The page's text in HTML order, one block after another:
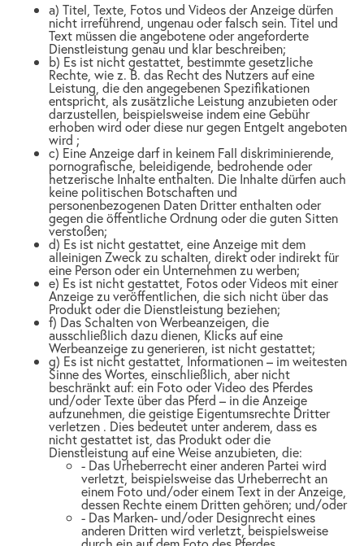
a) Titel, Texte, Fotos und Videos der Anzeige dürfen
nicht irreführend, ungenau oder falsch sein. Titel und
Text müssen die angebotene oder angeforderte
Dienstleistung genau und klar beschreiben;
b) Es ist nicht gestattet, bestimmte gesetzliche
Rechte, wie z. B. das Recht des Nutzers auf eine
Leistung, die den angegebenen Spezifikationen
entspricht, als zusätzliche Leistung anzubieten oder
darzustellen, beispielsweise indem eine Gebühr
erhoben wird oder diese nur gegen Entgelt angeboten
wird ;
c) Eine Anzeige darf in keinem Fall diskriminierende,
pornografische, beleidigende, bedrohende oder
hetzerische Inhalte enthalten. Die Inhalte dürfen auch
keine politischen Botschaften und
personenbezogenen Daten Dritter enthalten oder
gegen die öffentliche Ordnung oder die guten Sitten
verstoßen;
d) Es ist nicht gestattet, eine Anzeige mit dem
alleinigen Zweck zu schalten, direkt oder indirekt für
eine Person oder ein Unternehmen zu werben;
e) Es ist nicht gestattet, Fotos oder Videos mit einer
Anzeige zu veröffentlichen, die sich nicht über das
Produkt oder die Dienstleistung beziehen;
f) Das Schalten von Werbeanzeigen, die
ausschließlich dazu dienen, Klicks auf eine
Werbeanzeige zu generieren, ist nicht gestattet;
g) Es ist nicht gestattet, Informationen – im weitesten
Sinne des Wortes, einschließlich, aber nicht
beschränkt auf: ein Foto oder Video des Pferdes
und/oder Texte über das Pferd – in die Anzeige
aufzunehmen, die geistige Eigentumsrechte Dritter
verletzen . Dies bedeutet unter anderem, dass es
nicht gestattet ist, das Produkt oder die
Dienstleistung auf eine Weise anzubieten, die:
- Das Urheberrecht einer anderen Partei wird
verletzt, beispielsweise das Urheberrecht an
einem Foto und/oder einem Text in der Anzeige,
dessen Rechte einem Dritten gehören; und/oder
- Das Marken- und/oder Designrecht eines
anderen Dritten wird verletzt, beispielsweise